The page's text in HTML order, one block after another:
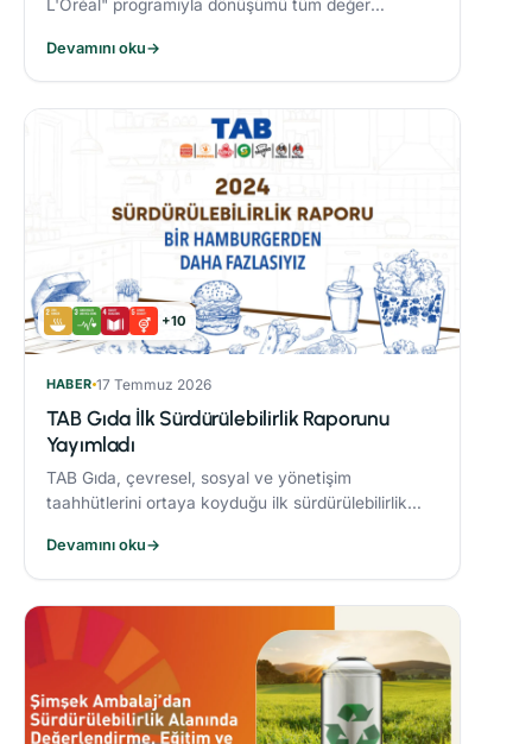
L'Oréal" programıyla dönüşümü tüm değer
Devamını oku→
+10
HABER 17 Temmuz 2026
TAB Gıda İlk Sürdürülebilirlik Raporunu
Yayımladı
TAB Gıda, çevresel, sosyal ve yönetişim
taahhütlerini ortaya koyduğu ilk sürdürülebilirlik
olan bağlılığını ortaya koydu.
Devamını oku→